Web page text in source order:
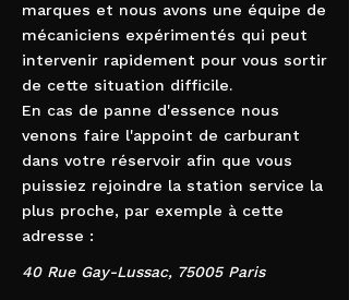
marques et nous avons une équipe de
mécaniciens expérimentés qui peut
intervenir rapidement pour vous sortir
de cette situation difficile.
En cas de panne d'essence nous
venons faire l'appoint de carburant
dans votre réservoir afin que vous
puissiez rejoindre la station service la
plus proche, par exemple à cette
adresse :
40 Rue Gay-Lussac, 75005 Paris